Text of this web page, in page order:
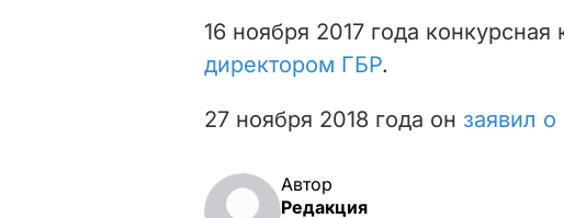
16 ноября 2017 года конкурсная
директором ГБР.
27 ноября 2018 года он заявил
Автор
Редакция